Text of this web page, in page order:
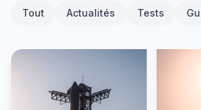
Tout Actualités Tests